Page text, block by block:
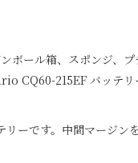
ボール箱、スポンジ、
CQ60-215EFバッテ
ーです。中間マージ